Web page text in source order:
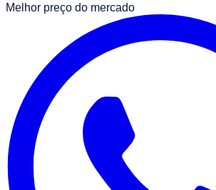
Melhor preço do mercado